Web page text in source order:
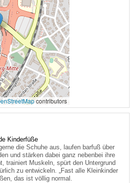
contributors
Kinderfüße
die Schuhe aus, laufen barfuß über
und stärken dabei ganz nebenbei ihre
trainiert Muskeln, spürt den Untergrund
zu entwickeln. „Fast alle Kleinkinder
das ist völlig normal.